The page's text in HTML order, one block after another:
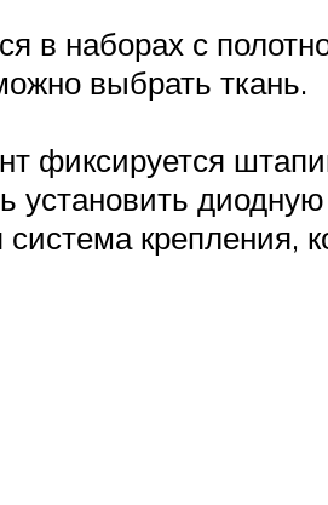
в наборах с
выбрать ткань.
фиксируется
установить диодную
крепления,